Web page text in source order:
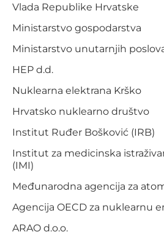
Vlada Republike Hrvatske
Ministarstvo gospodarstva
Ministarstvo unutarnjih
HEP d.d.
Nuklearna elektrana Krško
Hrvatsko nuklearno društvo
Institut Ruđer Bošković (IRB)
Institut za medicinska
(IMI)
Međunarodna agencija za
Agencija OECD za nuklearnu
ARAO d.o.o.